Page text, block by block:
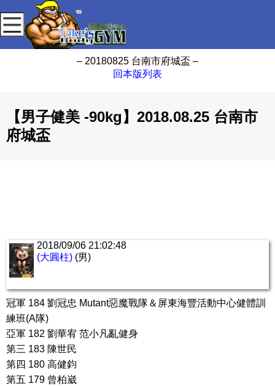
– 20180825 台南市府城盃 –
回本版列表
【男子健美 -90kg】2018.08.25 台南市
府城盃
2018/09/06 21:02:48
(大圓柱) (男)
冠軍 184 劉冠忠 Mutant惡魔戰隊＆屏東海豐活動中心健體訓
練班(A隊)
亞軍 182 劉華宥 范小凡亂健身
第三 183 陳世民
第四 180 高健鈞
第五 179 曾柏崴